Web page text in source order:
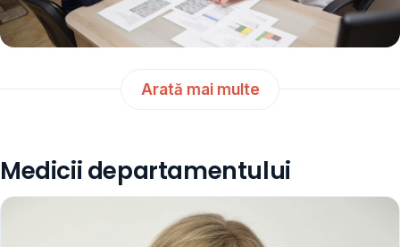
Arată mai multe
Medicii departamentului